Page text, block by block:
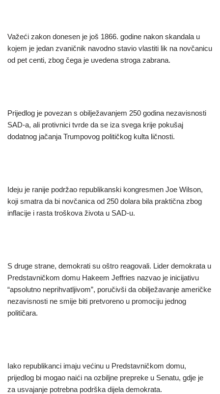
Važeći zakon donesen je još 1866. godine nakon skandala u
kojem je jedan zvaničnik navodno stavio vlastiti lik na novčanicu
od pet centi, zbog čega je uvedena stroga zabrana.
Prijedlog je povezan s obilježavanjem 250 godina nezavisnosti
SAD-a, ali protivnici tvrde da se iza svega krije pokušaj
dodatnog jačanja Trumpovog političkog kulta ličnosti.
Ideju je ranije podržao republikanski kongresmen Joe Wilson,
koji smatra da bi novčanica od 250 dolara bila praktična zbog
inflacije i rasta troškova života u SAD-u.
S druge strane, demokrati su oštro reagovali. Lider demokrata u
Predstavničkom domu Hakeem Jeffries nazvao je inicijativu
“apsolutno neprihvatljivom”, poručivši da obilježavanje američke
nezavisnosti ne smije biti pretvoreno u promociju jednog
političara.
Iako republikanci imaju većinu u Predstavničkom domu,
prijedlog bi mogao naići na ozbiljne prepreke u Senatu, gdje je
za usvajanje potrebna podrška dijela demokrata.